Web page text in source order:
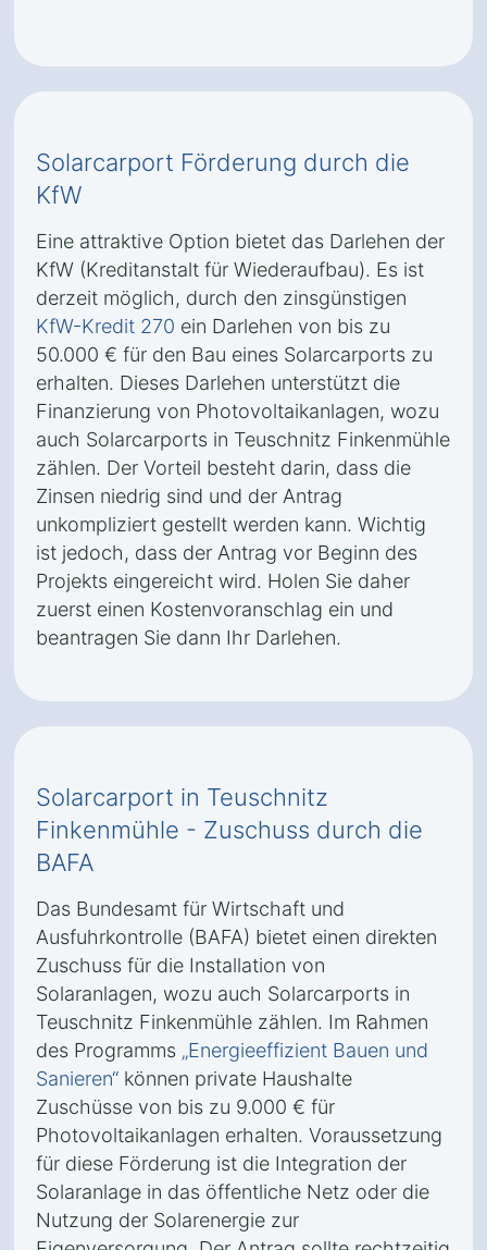
Solarcarport Förderung durch die
KfW
Eine attraktive Option bietet das Darlehen der
KfW (Kreditanstalt für Wiederaufbau). Es ist
derzeit möglich, durch den zinsgünstigen
KfW-Kredit 270 ein Darlehen von bis zu
50.000 € für den Bau eines Solarcarports zu
erhalten. Dieses Darlehen unterstützt die
Finanzierung von Photovoltaikanlagen, wozu
auch Solarcarports in Teuschnitz Finkenmühle
zählen. Der Vorteil besteht darin, dass die
Zinsen niedrig sind und der Antrag
unkompliziert gestellt werden kann. Wichtig
ist jedoch, dass der Antrag vor Beginn des
Projekts eingereicht wird. Holen Sie daher
zuerst einen Kostenvoranschlag ein und
beantragen Sie dann Ihr Darlehen.
Solarcarport in Teuschnitz
Finkenmühle - Zuschuss durch die
BAFA
Das Bundesamt für Wirtschaft und
Ausfuhrkontrolle (BAFA) bietet einen direkten
Zuschuss für die Installation von
Solaranlagen, wozu auch Solarcarports in
Teuschnitz Finkenmühle zählen. Im Rahmen
des Programms „Energieeffizient Bauen und
Sanieren“ können private Haushalte
Zuschüsse von bis zu 9.000 € für
Photovoltaikanlagen erhalten. Voraussetzung
für diese Förderung ist die Integration der
Solaranlage in das öffentliche Netz oder die
Nutzung der Solarenergie zur